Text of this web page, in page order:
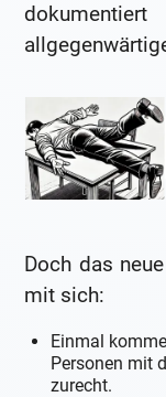
Doch das
mit sich:
Einmal
Personen mit
zurecht.